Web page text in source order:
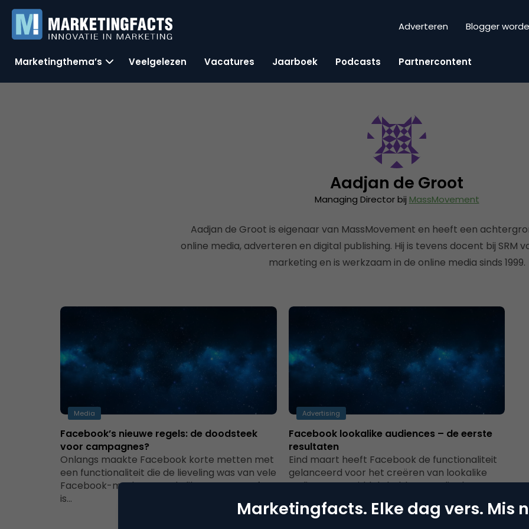
Adverteren Blogger
Marketingthema’s Veelgelezen Vacatures Jaarboek Podcasts Partnercontent
Aadjan de Groot
Managing Director bij MassMovement
Aadjan de Groot is eigenaar van MassMovement en heeft een
online media, adverteren en digital publishing. Hij is tevens docent bij SRM
marketing en is werkzaam in de online media sinds 1999.
Media
Facebook’s nieuwe regels: de doodsteek
voor campagnes?
Onlangs maakte Facebook korte metten met
een functionaliteit die de lieveling was van vele
Facebook-marketeers: de like-gate. Vanaf nu
is…
Advertising
Facebook lookalike audiences – de eerste
resultaten
Eind maart heeft Facebook de functionaliteit
gelanceerd voor het creëren van lookalike
audiences. Inmiddels hebben we dit al een
aantal…
Marketingfacts. Elke dag vers. Mis